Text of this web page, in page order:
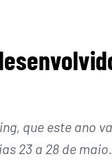
que este ano
23 a 28 de maio.